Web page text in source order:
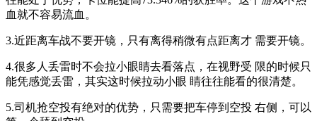
血就不容易流血。
3.近距离车战不要开镜，只有离得稍微有点距离才 需要开镜。
4.很多人丢雷时不会拉小眼睛去看落点，在视野受 限的时候只
能凭感觉丢雷，其实这时候拉动小眼 睛往往能看的很清楚。
5.司机抢空投有绝对的优势，只需要把车停到空投 右侧，可以